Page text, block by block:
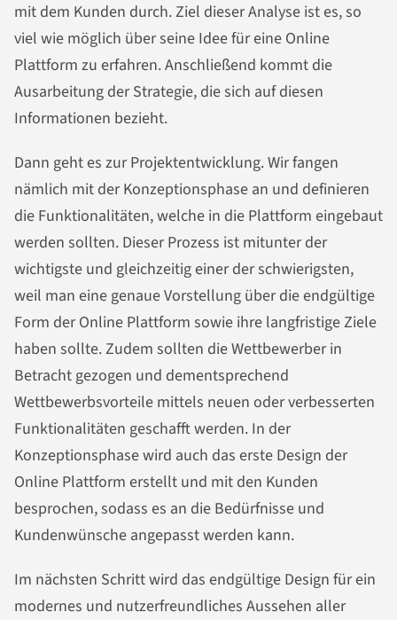
mit dem Kunden durch. Ziel dieser Analyse ist es, so
viel wie möglich über seine Idee für eine Online
Plattform zu erfahren. Anschließend kommt die
Ausarbeitung der Strategie, die sich auf diesen
Informationen bezieht.
Dann geht es zur Projektentwicklung. Wir fangen
nämlich mit der Konzeptionsphase an und definieren
die Funktionalitäten, welche in die Plattform eingebaut
werden sollten. Dieser Prozess ist mitunter der
wichtigste und gleichzeitig einer der schwierigsten,
weil man eine genaue Vorstellung über die endgültige
Form der Online Plattform sowie ihre langfristige Ziele
haben sollte. Zudem sollten die Wettbewerber in
Betracht gezogen und dementsprechend
Wettbewerbsvorteile mittels neuen oder verbesserten
Funktionalitäten geschafft werden. In der
Konzeptionsphase wird auch das erste Design der
Online Plattform erstellt und mit den Kunden
besprochen, sodass es an die Bedürfnisse und
Kundenwünsche angepasst werden kann.
Im nächsten Schritt wird das endgültige Design für ein
modernes und nutzerfreundliches Aussehen aller